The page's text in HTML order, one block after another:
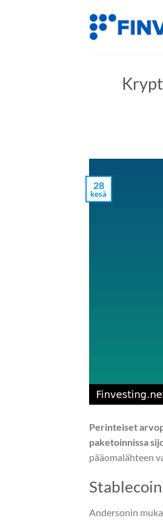
28
kesä
Perinteiset
paketoinnissa
pääomalähteen
Andersonin